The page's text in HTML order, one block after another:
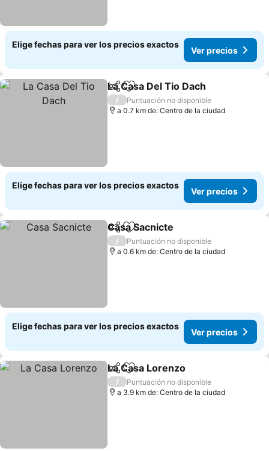
Elige fechas para ver los precios exactos
Ver precios
CompartirAgregar a favoritos
La Casa Del Tio Dach
/
Puntuación no disponible
a 0.7 km de: Centro de la ciudad
Elige fechas para ver los precios exactos
Ver precios
CompartirAgregar a favoritos
Casa Sacnicte
/
Puntuación no disponible
a 0.6 km de: Centro de la ciudad
Elige fechas para ver los precios exactos
Ver precios
CompartirAgregar a favoritos
La Casa Lorenzo
/
Puntuación no disponible
a 3.9 km de: Centro de la ciudad